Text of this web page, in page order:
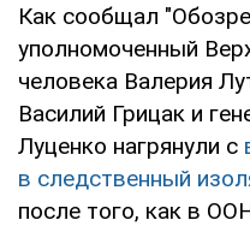
Как сообщал
уполномоченный
человека Валерия
Василий Грицак и
Луценко нагрянули с
в следственный
после того, как в